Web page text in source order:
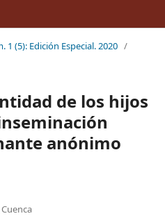
1 (5): Edición Especial. 2020 /
de los hijos
anónimo